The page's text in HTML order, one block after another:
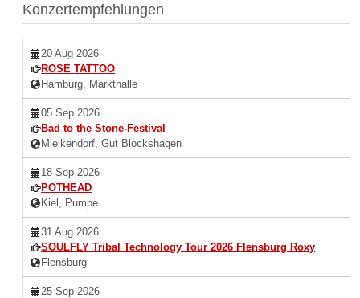
Konzertempfehlungen
20 Aug 2026
ROSE TATTOO
Hamburg, Markthalle
05 Sep 2026
Bad to the Stone-Festival
Mielkendorf, Gut Blockshagen
18 Sep 2026
POTHEAD
Kiel, Pumpe
31 Aug 2026
SOULFLY Tribal Technology Tour 2026 Flensburg Roxy
Flensburg
25 Sep 2026